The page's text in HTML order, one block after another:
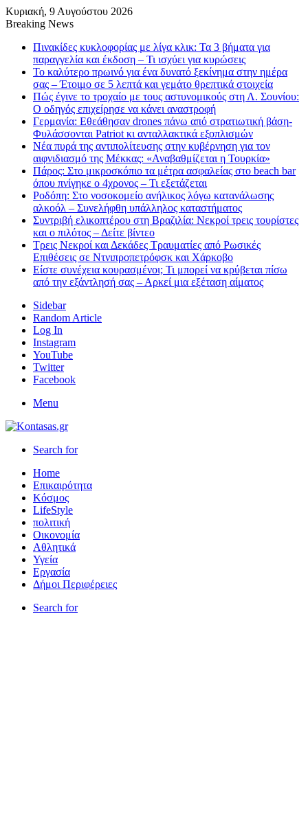
Κυριακή, 9 Αυγούστου 2026
Breaking News
Πινακίδες κυκλοφορίας με λίγα κλικ: Τα 3 βήματα για
παραγγελία και έκδοση – Τι ισχύει για κυρώσεις
Το καλύτερο πρωινό για ένα δυνατό ξεκίνημα στην ημέρα
σας – Έτοιμο σε 5 λεπτά και γεμάτο θρεπτικά στοιχεία
Πώς έγινε το τροχαίο με τους αστυνομικούς στη Λ. Σουνίου:
Ο οδηγός επιχείρησε να κάνει αναστροφή
Γερμανία: Εθεάθησαν drones πάνω από στρατιωτική βάση-
Φυλάσσονται Patriot κι ανταλλακτικά εξοπλισμών
Νέα πυρά της αντιπολίτευσης στην κυβέρνηση για τον
αιφνιδιασμό της Μέκκας: «Αναβαθμίζεται η Τουρκία»
Πάρος: Στο μικροσκόπιο τα μέτρα ασφαλείας στο beach bar
όπου πνίγηκε ο 4χρονος – Τι εξετάζεται
Ροδόπη: Στο νοσοκομείο ανήλικος λόγω κατανάλωσης
αλκοόλ – Συνελήφθη υπάλληλος καταστήματος
Συντριβή ελικοπτέρου στη Βραζιλία: Νεκροί τρεις τουρίστες
και ο πιλότος – Δείτε βίντεο
Τρεις Νεκροί και Δεκάδες Τραυματίες από Ρωσικές
Επιθέσεις σε Ντνιπροπετρόφσκ και Χάρκοβο
Είστε συνέχεια κουρασμένοι; Τι μπορεί να κρύβεται πίσω
από την εξάντλησή σας – Αρκεί μια εξέταση αίματος
Sidebar
Random Article
Log In
Instagram
YouTube
Twitter
Facebook
Menu
Search for
Home
Επικαιρότητα
Κόσμος
LifeStyle
πολιτική
Οικονομία
Αθλητικά
Υγεία
Εργασία
Δήμοι Περιφέρειες
Search for